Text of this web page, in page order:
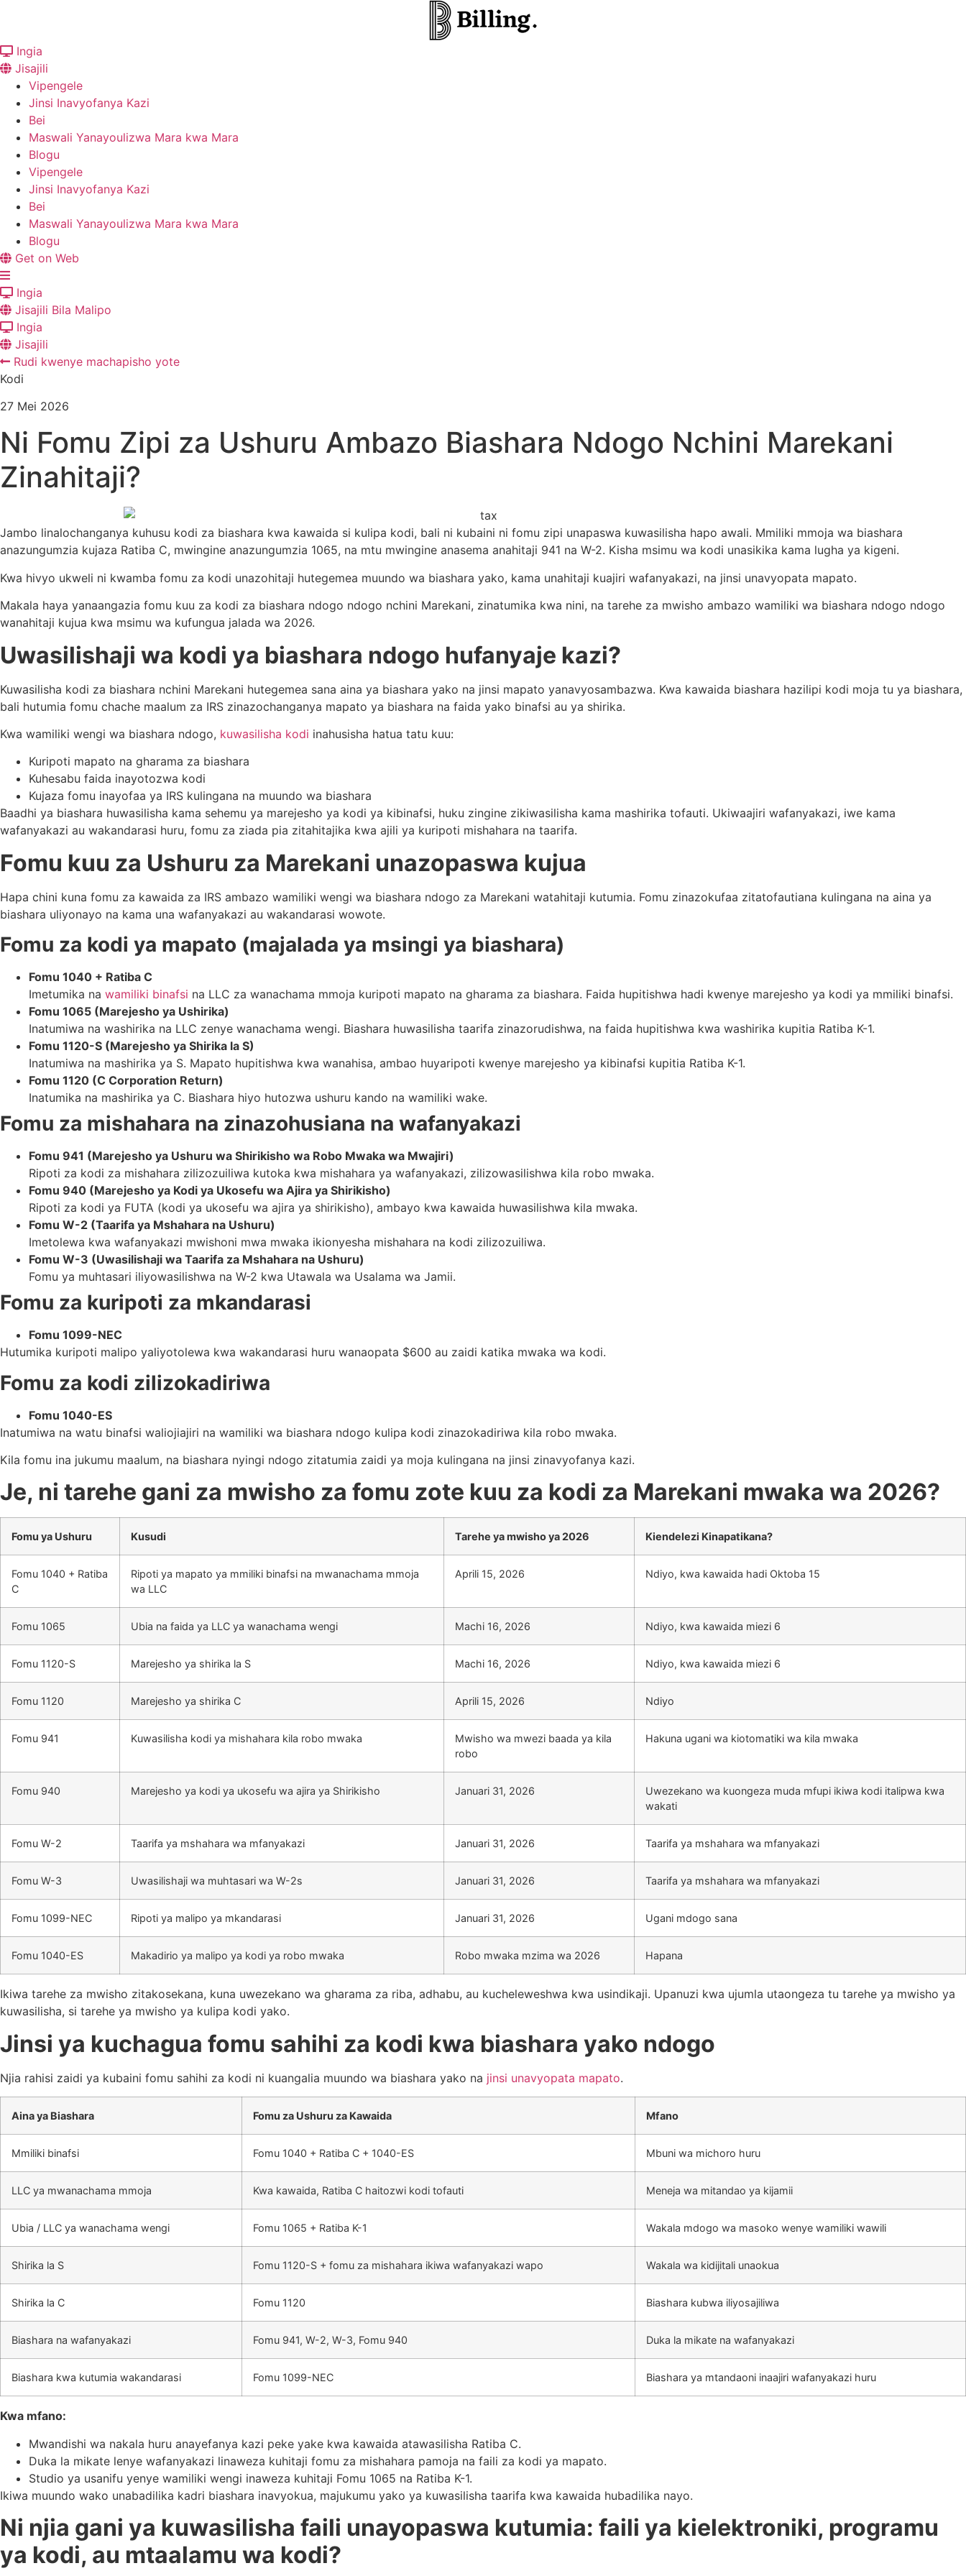
kwenye
maudhui
Ingia
Jisajili
Vipengele
Jinsi Inavyofanya Kazi
Bei
Maswali Yanayoulizwa Mara kwa Mara
Blogu
Vipengele
Jinsi Inavyofanya Kazi
Bei
Maswali Yanayoulizwa Mara kwa Mara
Blogu
Get on Web
Ingia
Jisajili Bila Malipo
Ingia
Jisajili
Rudi kwenye machapisho yote
Kodi
27 Mei 2026
Ni Fomu Zipi za Ushuru Ambazo Biashara Ndogo Nchini Marekani
Zinahitaji?
Jambo linalochanganya kuhusu kodi za biashara kwa kawaida si kulipa kodi, bali ni kubaini ni fomu zipi unapaswa kuwasilisha hapo awali. Mmiliki mmoja wa biashara
anazungumzia kujaza Ratiba C, mwingine anazungumzia 1065, na mtu mwingine anasema anahitaji 941 na W-2. Kisha msimu wa kodi unasikika kama lugha ya kigeni.
Kwa hivyo ukweli ni kwamba fomu za kodi unazohitaji hutegemea muundo wa biashara yako, kama unahitaji kuajiri wafanyakazi, na jinsi unavyopata mapato.
Makala haya yanaangazia fomu kuu za kodi za biashara ndogo ndogo nchini Marekani, zinatumika kwa nini, na tarehe za mwisho ambazo wamiliki wa biashara ndogo ndogo
wanahitaji kujua kwa msimu wa kufungua jalada wa 2026.
Uwasilishaji wa kodi ya biashara ndogo hufanyaje kazi?
Kuwasilisha kodi za biashara nchini Marekani hutegemea sana aina ya biashara yako na jinsi mapato yanavyosambazwa. Kwa kawaida biashara hazilipi kodi moja tu ya biashara,
bali hutumia fomu chache maalum za IRS zinazochanganya mapato ya biashara na faida yako binafsi au ya shirika.
Kwa wamiliki wengi wa biashara ndogo, kuwasilisha kodi inahusisha hatua tatu kuu:
Kuripoti mapato na gharama za biashara
Kuhesabu faida inayotozwa kodi
Kujaza fomu inayofaa ya IRS kulingana na muundo wa biashara
Baadhi ya biashara huwasilisha kama sehemu ya marejesho ya kodi ya kibinafsi, huku zingine zikiwasilisha kama mashirika tofauti. Ukiwaajiri wafanyakazi, iwe kama
wafanyakazi au wakandarasi huru, fomu za ziada pia zitahitajika kwa ajili ya kuripoti mishahara na taarifa.
Fomu kuu za Ushuru za Marekani unazopaswa kujua
Hapa chini kuna fomu za kawaida za IRS ambazo wamiliki wengi wa biashara ndogo za Marekani watahitaji kutumia. Fomu zinazokufaa zitatofautiana kulingana na aina ya
biashara uliyonayo na kama una wafanyakazi au wakandarasi wowote.
Fomu za kodi ya mapato (majalada ya msingi ya biashara)
Fomu 1040 + Ratiba C
Imetumika na wamiliki binafsi na LLC za wanachama mmoja kuripoti mapato na gharama za biashara. Faida hupitishwa hadi kwenye marejesho ya kodi ya mmiliki binafsi.
Fomu 1065 (Marejesho ya Ushirika)
Inatumiwa na washirika na LLC zenye wanachama wengi. Biashara huwasilisha taarifa zinazorudishwa, na faida hupitishwa kwa washirika kupitia Ratiba K-1.
Fomu 1120-S (Marejesho ya Shirika la S)
Inatumiwa na mashirika ya S. Mapato hupitishwa kwa wanahisa, ambao huyaripoti kwenye marejesho ya kibinafsi kupitia Ratiba K-1.
Fomu 1120 (C Corporation Return)
Inatumika na mashirika ya C. Biashara hiyo hutozwa ushuru kando na wamiliki wake.
Fomu za mishahara na zinazohusiana na wafanyakazi
Fomu 941 (Marejesho ya Ushuru wa Shirikisho wa Robo Mwaka wa Mwajiri)
Ripoti za kodi za mishahara zilizozuiliwa kutoka kwa mishahara ya wafanyakazi, zilizowasilishwa kila robo mwaka.
Fomu 940 (Marejesho ya Kodi ya Ukosefu wa Ajira ya Shirikisho)
Ripoti za kodi ya FUTA (kodi ya ukosefu wa ajira ya shirikisho), ambayo kwa kawaida huwasilishwa kila mwaka.
Fomu W-2 (Taarifa ya Mshahara na Ushuru)
Imetolewa kwa wafanyakazi mwishoni mwa mwaka ikionyesha mishahara na kodi zilizozuiliwa.
Fomu W-3 (Uwasilishaji wa Taarifa za Mshahara na Ushuru)
Fomu ya muhtasari iliyowasilishwa na W-2 kwa Utawala wa Usalama wa Jamii.
Fomu za kuripoti za mkandarasi
Fomu 1099-NEC
Hutumika kuripoti malipo yaliyotolewa kwa wakandarasi huru wanaopata $600 au zaidi katika mwaka wa kodi.
Fomu za kodi zilizokadiriwa
Fomu 1040-ES
Inatumiwa na watu binafsi waliojiajiri na wamiliki wa biashara ndogo kulipa kodi zinazokadiriwa kila robo mwaka.
Kila fomu ina jukumu maalum, na biashara nyingi ndogo zitatumia zaidi ya moja kulingana na jinsi zinavyofanya kazi.
Je, ni tarehe gani za mwisho za fomu zote kuu za kodi za Marekani mwaka wa 2026?
Fomu ya Ushuru Kusudi Tarehe ya mwisho ya 2026 Kiendelezi Kinapatikana?
Fomu 1040 + Ratiba
C
Ripoti ya mapato ya mmiliki binafsi na mwanachama mmoja
wa LLC
Aprili 15, 2026 Ndiyo, kwa kawaida hadi Oktoba 15
Fomu 1065 Ubia na faida ya LLC ya wanachama wengi Machi 16, 2026 Ndiyo, kwa kawaida miezi 6
Fomu 1120-S Marejesho ya shirika la S Machi 16, 2026 Ndiyo, kwa kawaida miezi 6
Fomu 1120 Marejesho ya shirika C Aprili 15, 2026 Ndiyo
Fomu 941 Kuwasilisha kodi ya mishahara kila robo mwaka
Mwisho wa mwezi baada ya kila
robo
Hakuna ugani wa kiotomatiki wa kila mwaka
Fomu 940 Marejesho ya kodi ya ukosefu wa ajira ya Shirikisho Januari 31, 2026
Uwezekano wa kuongeza muda mfupi ikiwa kodi italipwa kwa
wakati
Fomu W-2 Taarifa ya mshahara wa mfanyakazi Januari 31, 2026 Taarifa ya mshahara wa mfanyakazi
Fomu W-3 Uwasilishaji wa muhtasari wa W-2s Januari 31, 2026 Taarifa ya mshahara wa mfanyakazi
Fomu 1099-NEC Ripoti ya malipo ya mkandarasi Januari 31, 2026 Ugani mdogo sana
Fomu 1040-ES Makadirio ya malipo ya kodi ya robo mwaka Robo mwaka mzima wa 2026 Hapana
Ikiwa tarehe za mwisho zitakosekana, kuna uwezekano wa gharama za riba, adhabu, au kucheleweshwa kwa usindikaji. Upanuzi kwa ujumla utaongeza tu tarehe ya mwisho ya
kuwasilisha, si tarehe ya mwisho ya kulipa kodi yako.
Jinsi ya kuchagua fomu sahihi za kodi kwa biashara yako ndogo
Njia rahisi zaidi ya kubaini fomu sahihi za kodi ni kuangalia muundo wa biashara yako na jinsi unavyopata mapato.
Aina ya Biashara Fomu za Ushuru za Kawaida Mfano
Mmiliki binafsi Fomu 1040 + Ratiba C + 1040-ES Mbuni wa michoro huru
LLC ya mwanachama mmoja Kwa kawaida, Ratiba C haitozwi kodi tofauti Meneja wa mitandao ya kijamii
Ubia / LLC ya wanachama wengi Fomu 1065 + Ratiba K-1 Wakala mdogo wa masoko wenye wamiliki wawili
Shirika la S Fomu 1120-S + fomu za mishahara ikiwa wafanyakazi wapo Wakala wa kidijitali unaokua
Shirika la C Fomu 1120 Biashara kubwa iliyosajiliwa
Biashara na wafanyakazi Fomu 941, W-2, W-3, Fomu 940 Duka la mikate na wafanyakazi
Biashara kwa kutumia wakandarasi Fomu 1099-NEC Biashara ya mtandaoni inaajiri wafanyakazi huru
Kwa mfano:
Mwandishi wa nakala huru anayefanya kazi peke yake kwa kawaida atawasilisha Ratiba C.
Duka la mikate lenye wafanyakazi linaweza kuhitaji fomu za mishahara pamoja na faili za kodi ya mapato.
Studio ya usanifu yenye wamiliki wengi inaweza kuhitaji Fomu 1065 na Ratiba K-1.
Ikiwa muundo wako unabadilika kadri biashara inavyokua, majukumu yako ya kuwasilisha taarifa kwa kawaida hubadilika nayo.
Ni njia gani ya kuwasilisha faili unayopaswa kutumia: faili ya kielektroniki, programu
ya kodi, au mtaalamu wa kodi?